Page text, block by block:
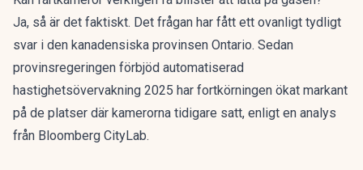
Ja, så är det faktiskt. Det frågan har fått ett ovanligt tydligt
svar i den kanadensiska provinsen Ontario. Sedan
provinsregeringen förbjöd automatiserad
hastighetsövervakning 2025 har fortkörningen ökat markant
på de platser där kamerorna tidigare satt, enligt en analys
från Bloomberg CityLab.